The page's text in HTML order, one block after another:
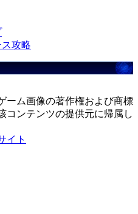
攻略
ーム画像の著作権および商標
コンテンツの提供元に帰属し
イト